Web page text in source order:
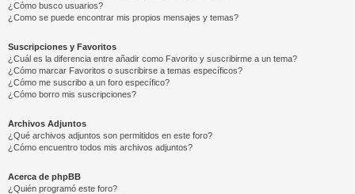
¿Cómo busco usuarios?
¿Como se puede encontrar mis propios mensajes y temas?
Suscripciones y Favoritos
¿Cuál es la diferencia entre añadir como Favorito y suscribirme a un tema?
¿Cómo marcar Favoritos o suscribirse a temas específicos?
¿Cómo me suscribo a un foro específico?
¿Cómo borro mis suscripciones?
Archivos Adjuntos
¿Qué archivos adjuntos son permitidos en este foro?
¿Cómo encuentro todos mis archivos adjuntos?
Acerca de phpBB
¿Quién programó este foro?